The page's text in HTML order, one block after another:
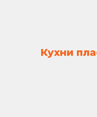
Кухни